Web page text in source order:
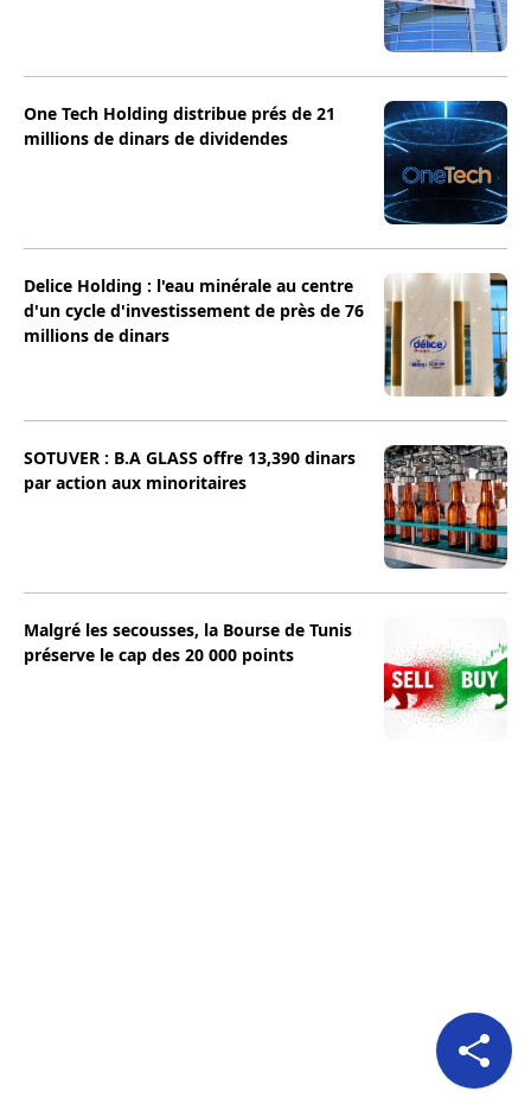
One Tech Holding distribue prés de 21
millions de dinars de dividendes
Delice Holding : l'eau minérale au centre
d'un cycle d'investissement de près de 76
millions de dinars
SOTUVER : B.A GLASS offre 13,390 dinars
par action aux minoritaires
Malgré les secousses, la Bourse de Tunis
préserve le cap des 20 000 points